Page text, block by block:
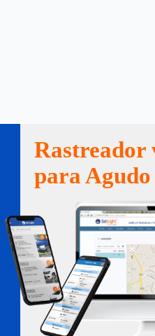
Rastreador
para Agudo